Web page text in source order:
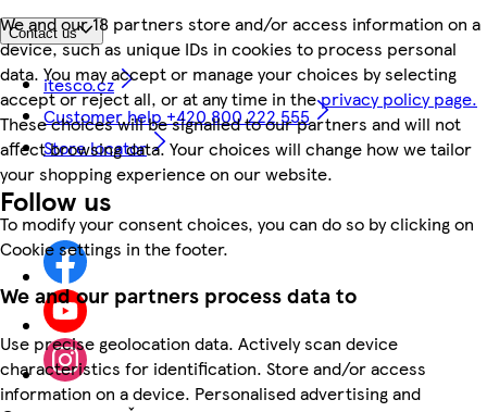
We and our 18 partners store and/or access information on a
device, such as unique IDs in cookies to process personal
data. You may accept or manage your choices by selecting
accept or reject all, or at any time in theprivacy policy page.
These choices will be signalled to our partners and will not
affect browsing data. Your choices will change how we tailor
your shopping experience on our website.
To modify your consent choices, you can do so by clicking on
Cookie settings in the footer.
We and our partners process data to
Use precise geolocation data. Actively scan device
characteristics for identification. Store and/or access
information on a device. Personalised advertising and
Contact us
itesco.cz
Customer help +420 800 222 555
Store locator
Follow us